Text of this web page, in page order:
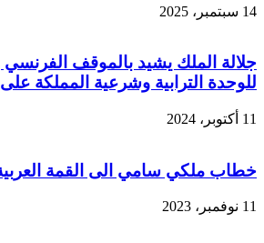
14 سبتمبر، 2025
جلالة الملك يشيد بالموقف الفرنسي
للوحدة الترابية وشرعية المملكة
11 أكتوبر، 2024
خطاب ملكي سامي الى القمة العربية
11 نوفمبر، 2023